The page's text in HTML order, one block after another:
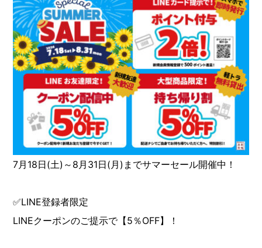
7月18日(土)～8月31日(月)までサマーセール開催中！
✅LINE登録者限定
LINEクーポンのご提示で【5％OFF】！